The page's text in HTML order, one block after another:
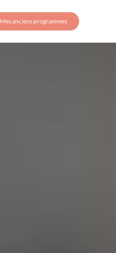
Mes anciens programmes